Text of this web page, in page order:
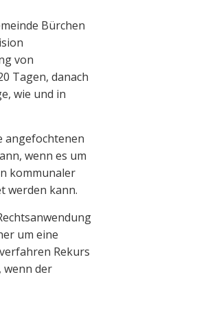
Bürchen
von
Tagen, danach
wie und in
angefochtenen
wenn es um
kommunaler
werden kann.
um eine
Rekurs
wenn der